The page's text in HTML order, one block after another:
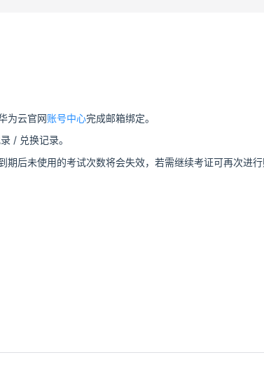
为云官网账号中心完成邮箱绑定。
/ 兑换记录。
后未使用的考试次数将会失效，若需继续考证可再次进